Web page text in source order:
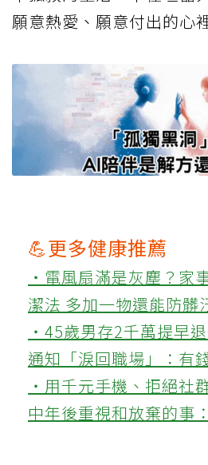
願意熱愛、願意付出的心
💪更多健康推薦
‧電風扇滿是灰塵？家
潔法 多加一物還能防髒
‧45歲男存2千萬提早
通知「淚回職場」：有
‧用千元手機、拒絕社
中年後重視和放棄的事